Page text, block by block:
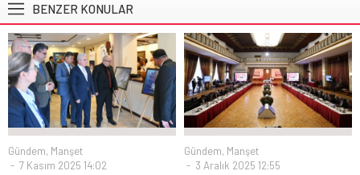
BENZER KONULAR
Gündem, Manşet
7 Kasım 2025 14:02
Gündem, Manşet
3 Aralık 2025 12:55